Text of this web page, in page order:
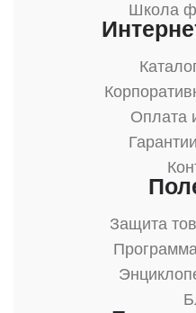
Школа
Оплата
Защита